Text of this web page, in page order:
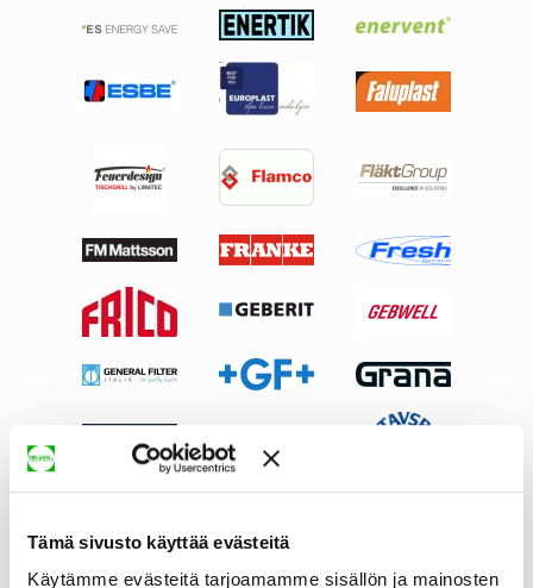
Tämä sivusto käyttää evästeitä
Käytämme evästeitä tarjoamamme sisällön ja mainosten